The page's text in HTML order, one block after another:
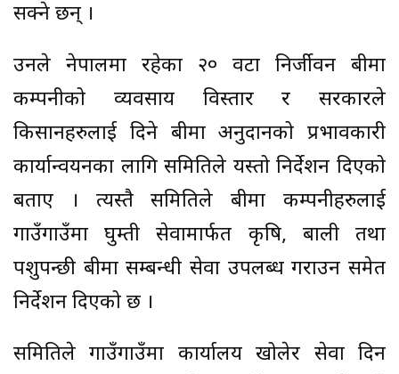
सक्ने छन् ।
उनले नेपालमा रहेका २० वटा निर्जीवन बीमा
कम्पनीको व्यवसाय विस्तार र सरकारले
किसानहरुलाई दिने बीमा अनुदानको प्रभावकारी
कार्यान्वयनका लागि समितिले यस्तो निर्देशन दिएको
बताए । त्यस्तै समितिले बीमा कम्पनीहरुलाई
गाउँगाउँमा घुम्ती सेवामार्फत कृषि, बाली तथा
पशुपन्छी बीमा सम्बन्धी सेवा उपलब्ध गराउन समेत
निर्देशन दिएको छ ।
समितिले गाउँगाउँमा कार्यालय खोलेर सेवा दिन